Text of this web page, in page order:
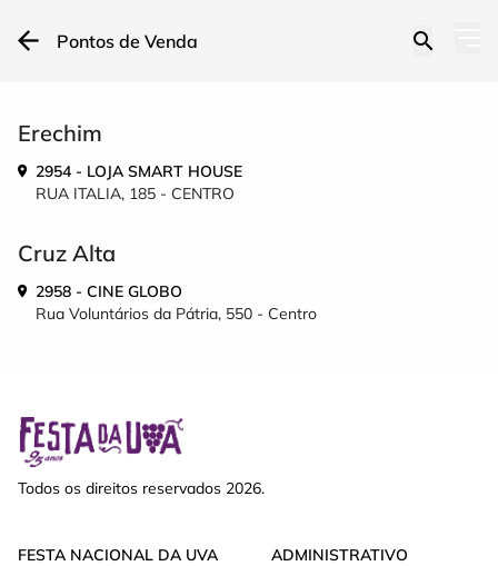
Pontos de Venda
Erechim
2954 - LOJA SMART HOUSE
RUA ITALIA, 185 - CENTRO
Cruz Alta
2958 - CINE GLOBO
Rua Voluntários da Pátria, 550 - Centro
Todos os direitos reservados 2026.
FESTA NACIONAL DA UVA
ADMINISTRATIVO